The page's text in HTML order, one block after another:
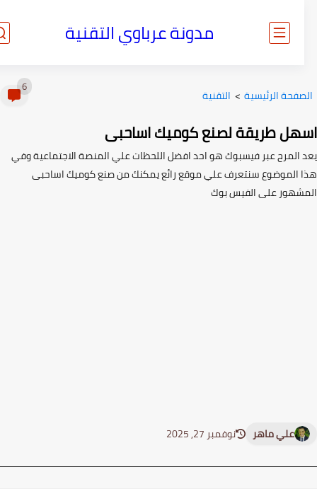
مدونة عرباوي التقنية
الرئيسية> التقنية
طريقة لصنع كوميك اساحبى
المرح عبر فيسبوك هو احد افضل اللحظات علي المنصة الاجتماعية وفي
الموضوع سنتعرف علي موقع رائع يمكنك من صنع كوميك اساحبى
على الفيس بوك
علي ماهر نوفمبر 27, 2025